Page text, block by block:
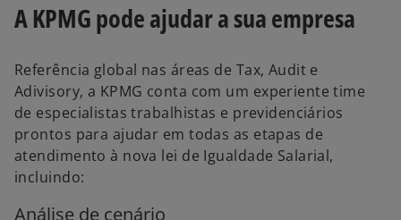
A KPMG pode ajudar a sua empresa
Referência global nas áreas de Tax, Audit e
Adivisory, a KPMG conta com um experiente time
de especialistas trabalhistas e previdenciários
prontos para ajudar em todas as etapas de
atendimento à nova lei de Igualdade Salarial,
incluindo:
Análise de cenário